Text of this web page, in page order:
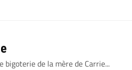
bigoterie de la mère de Carrie...